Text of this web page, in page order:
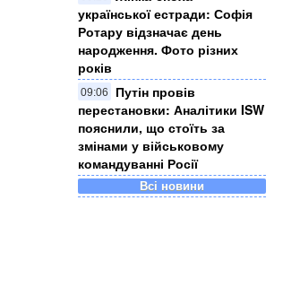
української естради: Софія
Ротару відзначає день
народження. Фото різних
років
09:06
Путін провів
перестановки: Аналітики ISW
пояснили, що стоїть за
змінами у військовому
командуванні Росії
Всі новини